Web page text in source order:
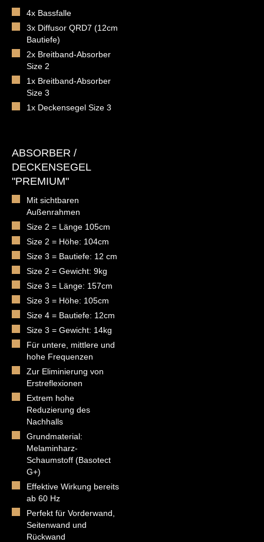
4x Bassfalle
3x Diffusor QRD7 (12cm
Bautiefe)
2x Breitband-Absorber
Size 2
1x Breitband-Absorber
Size 3
1x Deckensegel Size 3
ABSORBER /
DECKENSEGEL
"PREMIUM"
Mit sichtbaren
Außenrahmen
Size 2 = Länge 105cm
Size 2 = Höhe: 104cm
Size 3 = Bautiefe: 12 cm
Size 2 = Gewicht: 9kg
Size 3 = Länge: 157cm
Size 3 = Höhe: 105cm
Size 4 = Bautiefe: 12cm
Size 3 = Gewicht: 14kg
Für untere, mittlere und
hohe Frequenzen
Zur Eliminierung von
Erstreflexionen
Extrem hohe
Reduzierung des
Nachhalls
Grundmaterial:
Melaminharz-
Schaumstoff (Basotect
G+)
Effektive Wirkung bereits
ab 60 Hz
Perfekt für Vorderwand,
Seitenwand und
Rückwand